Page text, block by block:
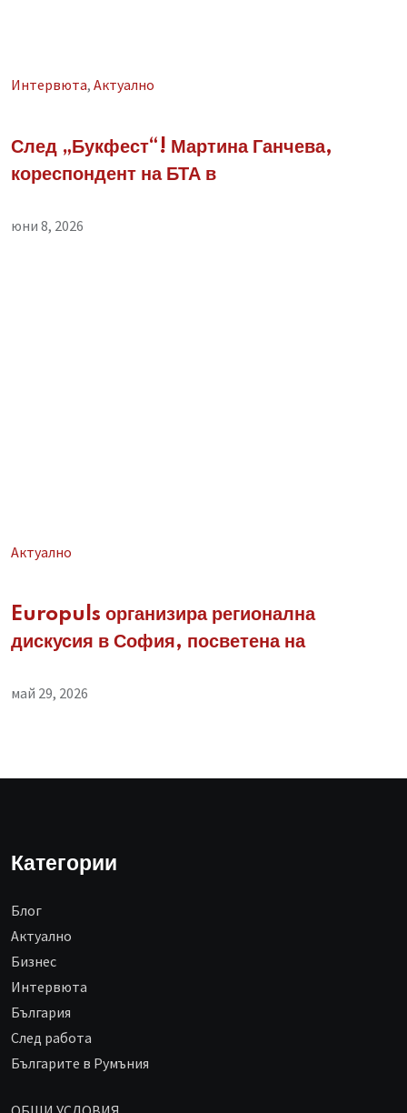
Интервюта, Aктуално
След „Букфест“! Мартина Ганчева,
кореспондент на БТА в
юни 8, 2026
Aктуално
Europuls организира регионална
дискусия в София, посветена на
май 29, 2026
Категории
Блог
Aктуално
Бизнес
Интервюта
България
След работа
Българите в Румъния